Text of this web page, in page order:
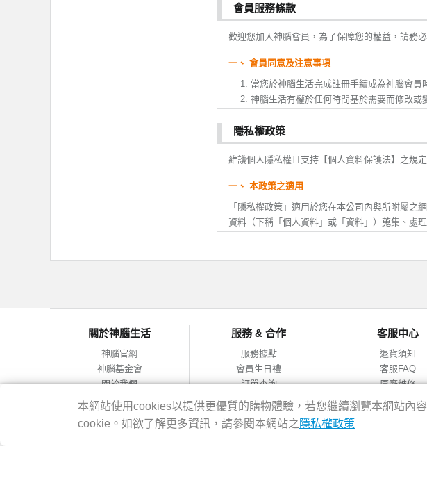
會員服務條款
歡迎您加入神腦會員，為了保障您的權益，請務必
一、 會員同意及注意事項
當您於神腦生活完成註冊手續成為神腦會
神腦生活有權於任何時間基於需要而修改
您於本服務條款修改或變更後繼續使用神腦
或變更。如果您不同意本服務條款內容之
全部或ㄧ部份之適用時，您應立即停止使用
資訊後拒絕接受行銷時，可自行登入會員功
若您未滿20歲，除應符合上述規定外，並應
改或變更後，方得註冊或使用神腦生活。
的帳號，並拒絕您使用本服務之全部或一部
或神腦權益受損，需請您自行處理及負擔
三、 會員帳號之保管及安全
您的會員帳號僅供您個人使用，不得轉借、
您有義務妥善保管會員帳號、密碼及其他相
隱私權政策
維護個人隱私權且支持【個人資料保護法】之規
一、 本政策之適用
「隱私權政策」適用於您在本公司內與所附屬之
資料（下稱「個人資料」或「資料」）蒐集、處
會員事先說明、或依照相關法律規定，否則本公
（二）當您使用本公司之客戶服務中心(「客服
服務時，因服務之需要，本公司將會蒐集包括但
料，您可自由選擇是否提供所需個人資料，如不
址、地理位置、使用之瀏覽器、使用時間、
析，以做為增進本公司服務的參考依據。本網站
關於神腦生活
神腦官網
神腦基金會
關於我們
會員服務條款
隱私權政策
網站導覽
服務 & 合作
服務據點
會員生日禮
訂單查詢
合作提案
客服中心
退貨須知
客服FAQ
原廠維修
網購包裝減量
本網站使用cookies以提供更優質的購物體驗，若您繼續瀏覽本網站內
cookie。如欲了解更多資訊，請參閱本網站之 隱私權政策